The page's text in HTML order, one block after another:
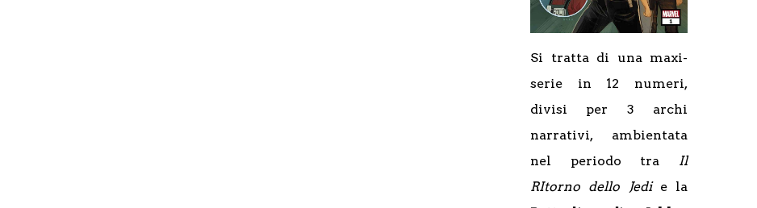
Si tratta di una maxi-
serie in 12 numeri,
divisi per 3 archi
narrativi, ambientata
nel periodo tra Il
RItorno dello Jedie la